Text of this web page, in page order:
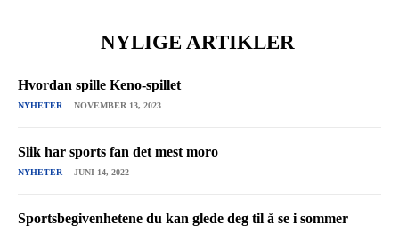
NYLIGE ARTIKLER
Hvordan spille Keno-spillet
NYHETER NOVEMBER 13, 2023
Slik har sports fan det mest moro
NYHETER JUNI 14, 2022
Sportsbegivenhetene du kan glede deg til å se i sommer